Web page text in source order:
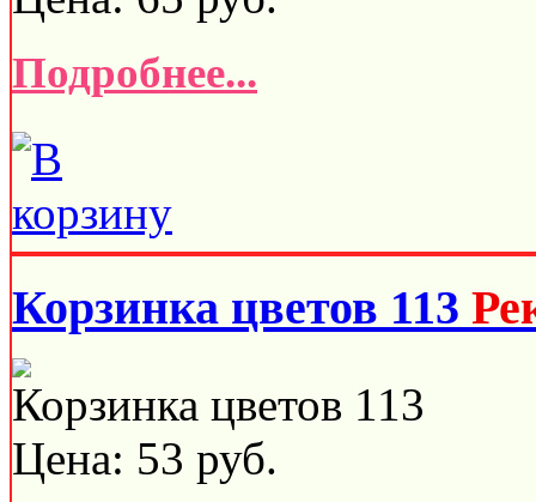
Подробнее...
Корзинка цветов 113
Корзинка цветов 113
Цена: 53 руб.